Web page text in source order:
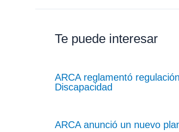
Te puede interesar
ARCA reglamentó
Discapacidad
ARCA anunció un nuevo